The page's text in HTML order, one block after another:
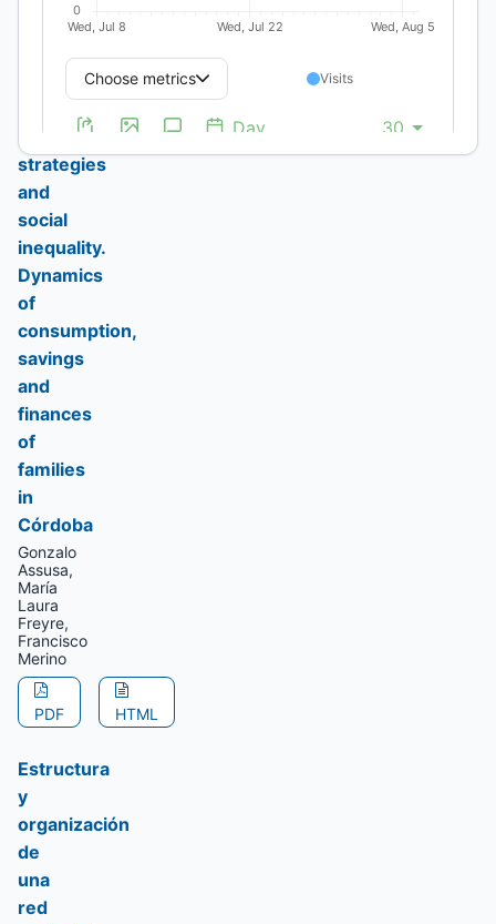
familias
cordobesas
Economic
strategies
and
social
inequality.
Dynamics
of
consumption,
savings
and
finances
of
families
in
Córdoba
Gonzalo
Assusa,
María
Laura
Freyre,
Francisco
Merino
PDF HTML
Estructura
y
organización
de
una
red